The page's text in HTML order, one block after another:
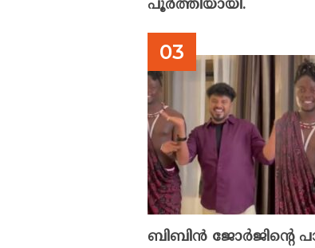
പൂർത്തിയായി.
ബിബിൻ ജോർജിന്റെ